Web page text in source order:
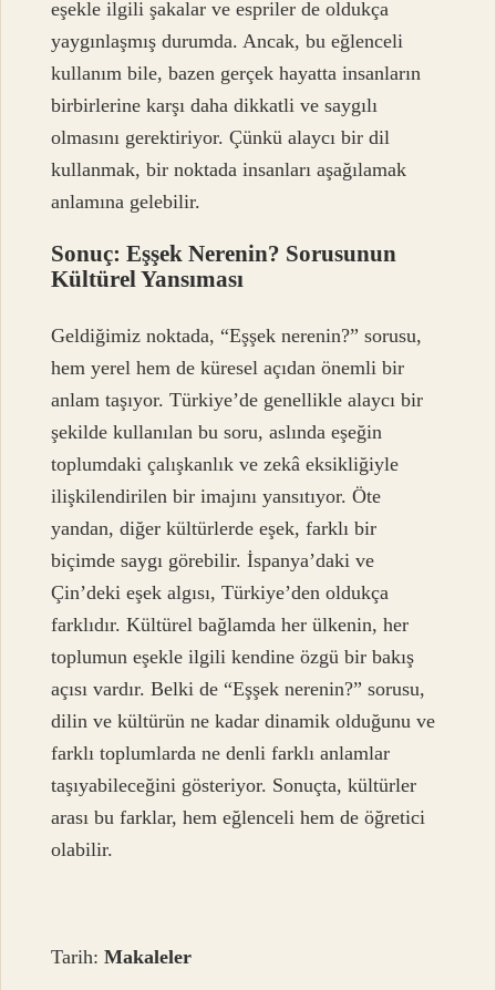
eşekle ilgili şakalar ve espriler de oldukça
yaygınlaşmış durumda. Ancak, bu eğlenceli
kullanım bile, bazen gerçek hayatta insanların
birbirlerine karşı daha dikkatli ve saygılı
olmasını gerektiriyor. Çünkü alaycı bir dil
kullanmak, bir noktada insanları aşağılamak
anlamına gelebilir.
Sonuç: Eşşek Nerenin? Sorusunun
Kültürel Yansıması
Geldiğimiz noktada, “Eşşek nerenin?” sorusu,
hem yerel hem de küresel açıdan önemli bir
anlam taşıyor. Türkiye’de genellikle alaycı bir
şekilde kullanılan bu soru, aslında eşeğin
toplumdaki çalışkanlık ve zekâ eksikliğiyle
ilişkilendirilen bir imajını yansıtıyor. Öte
yandan, diğer kültürlerde eşek, farklı bir
biçimde saygı görebilir. İspanya’daki ve
Çin’deki eşek algısı, Türkiye’den oldukça
farklıdır. Kültürel bağlamda her ülkenin, her
toplumun eşekle ilgili kendine özgü bir bakış
açısı vardır. Belki de “Eşşek nerenin?” sorusu,
dilin ve kültürün ne kadar dinamik olduğunu ve
farklı toplumlarda ne denli farklı anlamlar
taşıyabileceğini gösteriyor. Sonuçta, kültürler
arası bu farklar, hem eğlenceli hem de öğretici
olabilir.
Tarih:Makaleler